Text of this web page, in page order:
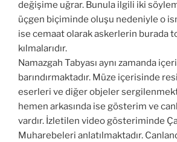
değişime uğrar. Bunula ilgili iki
üçgen biçiminde oluşu nedeniyle o
ise cemaat olarak askerlerin burada
kılmalarıdır.
Namazgah Tabyası aynı zamanda
barındırmaktadır. Müze içerisinde
eserleri ve diğer objeler
hemen arkasında ise gösterim ve
vardır. İzletilen video gösteriminde
Muharebeleri anlatılmaktadır.